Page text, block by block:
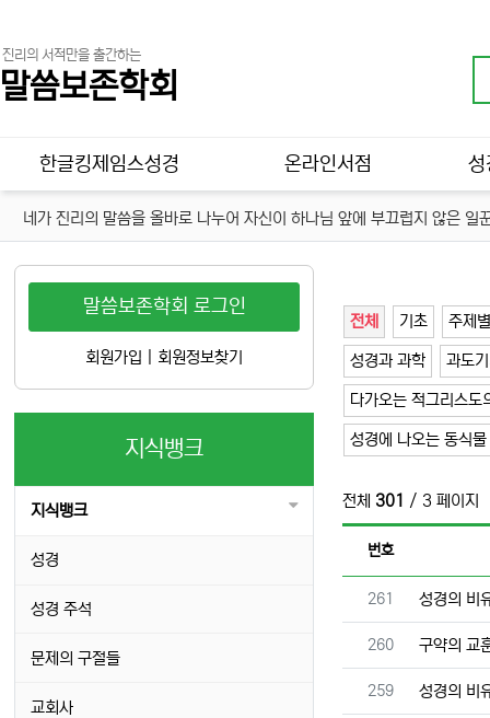
진리의 서적만을 출간하는
말씀보존학회
메인 메뉴
한글킹제임스성경 온라인서점 성
네가 진리의 말씀을 올바로 나누어 자신이 하나님 앞에 부끄럽지 않은
전체 기초 주제별
성경과 과학 과도
다가오는 적그리스도
성경에 나오는 동식물
전체 301 / 3 페이지
번호
번호
261 성경의 비
번호
260 구약의 교
번호
259 성경의 비
말씀보존학회 로그인
회원가입 회원정보찾기
지식뱅크
지식뱅크
성경
성경 주석
문제의 구절들
교회사